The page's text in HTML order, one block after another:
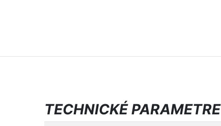
TECHNICKÉ PARAMETRE